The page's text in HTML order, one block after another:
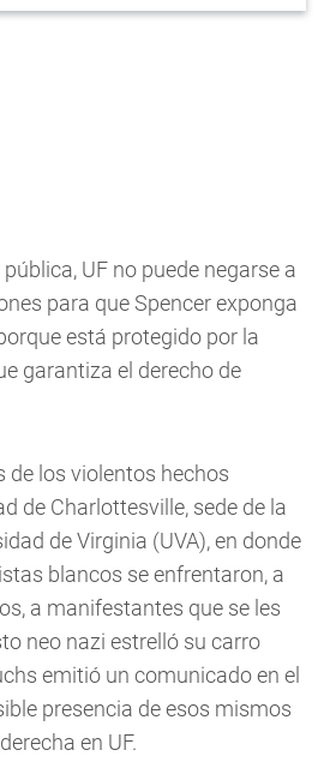
UF no puede negarse a
para que Spencer exponga
está protegido por la
garantiza el derecho de
de los violentos hechos
de Charlottesville, sede de la
de Virginia (UVA), en donde
blancos se enfrentaron, a
a manifestantes que se les
neo nazi estrelló su carro
emitió un comunicado en el
presencia de esos mismos
en UF.